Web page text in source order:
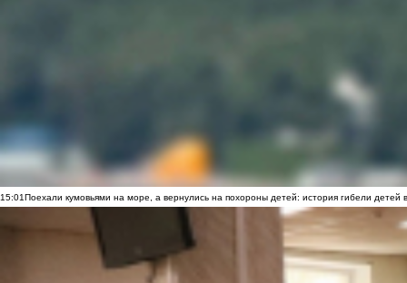
15:01Поехали кумовьями на море, а вернулись на похороны детей: история гибели детей